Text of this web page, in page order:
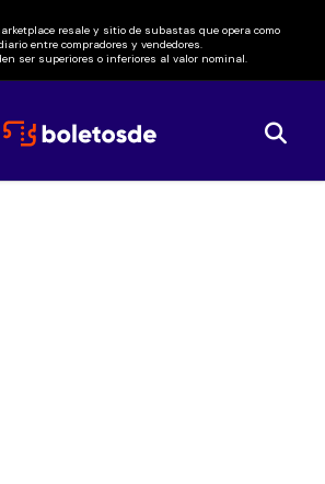
resale y sitio de subastas que opera como
entre compradores y vendedores.
ser superiores o inferiores al valor nominal.